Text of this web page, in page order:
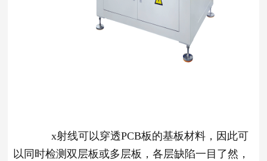
x射线可以穿透PCB板的基板材料，因此可
以同时检测双层板或多层板，各层缺陷一目了然，